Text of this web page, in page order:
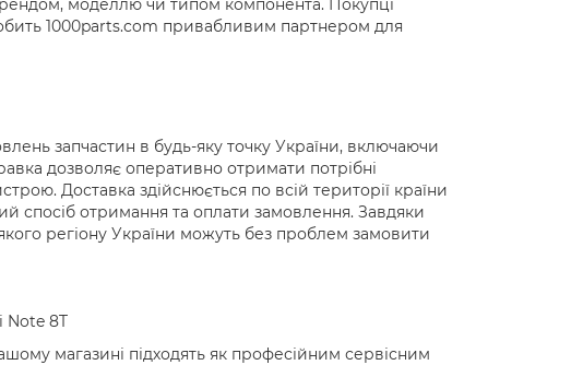
моделлю чи типом компонента. Покупці
1000parts.com привабливим партнером для
запчастин в будь-яку точку України, включаючи
дозволяє оперативно отримати потрібні
Доставка здійснюється по всій території країни
спосіб отримання та оплати замовлення. Завдяки
регіону України можуть без проблем замовити
Note 8T
магазині підходять як професійним сервісним